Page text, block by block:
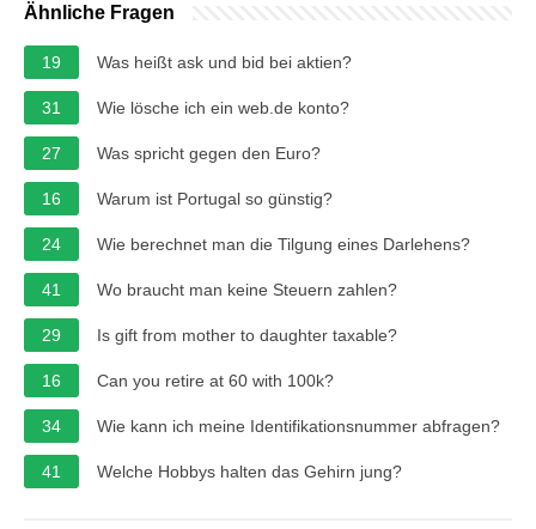
Ähnliche Fragen
19 Was heißt ask und bid bei aktien?
31 Wie lösche ich ein web.de konto?
27 Was spricht gegen den Euro?
16 Warum ist Portugal so günstig?
24 Wie berechnet man die Tilgung eines Darlehens?
41 Wo braucht man keine Steuern zahlen?
29 Is gift from mother to daughter taxable?
16 Can you retire at 60 with 100k?
34 Wie kann ich meine Identifikationsnummer abfragen?
41 Welche Hobbys halten das Gehirn jung?